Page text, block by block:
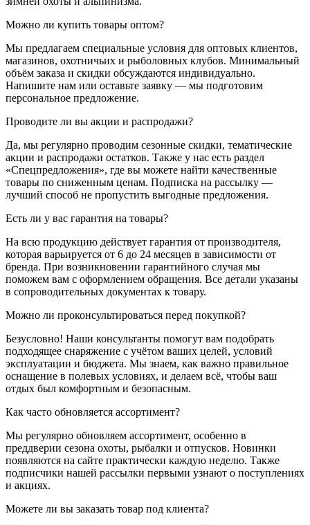
Можно ли купить товары оптом?
Мы предлагаем специальные условия для оптовых клиентов,
магазинов, охотничьих и рыболовных клубов. Минимальный
объём заказа и скидки обсуждаются индивидуально.
Напишите нам или оставьте заявку — мы подготовим
персональное предложение.
Проводите ли вы акции и распродажи?
Да, мы регулярно проводим сезонные скидки, тематические
акции и распродажи остатков. Также у нас есть раздел
«Спецпредложения», где вы можете найти качественные
товары по сниженным ценам. Подписка на рассылку —
лучший способ не пропустить выгодные предложения.
Есть ли у вас гарантия на товары?
На всю продукцию действует гарантия от производителя,
которая варьируется от 6 до 24 месяцев в зависимости от
бренда. При возникновении гарантийного случая мы
поможем вам с оформлением обращения. Все детали указаны
в сопроводительных документах к товару.
Можно ли проконсультироваться перед покупкой?
Безусловно! Наши консультанты помогут вам подобрать
подходящее снаряжение с учётом ваших целей, условий
эксплуатации и бюджета. Мы знаем, как важно правильное
оснащение в полевых условиях, и делаем всё, чтобы ваш
отдых был комфортным и безопасным.
Как часто обновляется ассортимент?
Мы регулярно обновляем ассортимент, особенно в
преддверии сезона охоты, рыбалки и отпусков. Новинки
появляются на сайте практически каждую неделю. Также
подписчики нашей рассылки первыми узнают о поступлениях
и акциях.
Можете ли вы заказать товар под клиента?